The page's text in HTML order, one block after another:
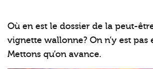
Où en est le dossier de la peut-
vignette wallonne? On n’y est pas
Mettons qu’on avance.